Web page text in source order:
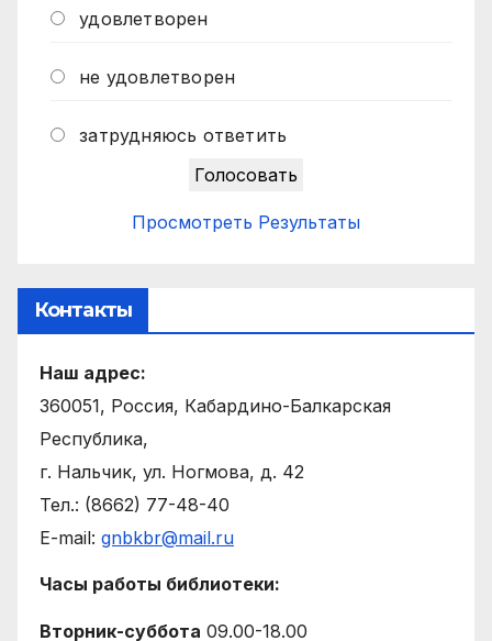
удовлетворен
не удовлетворен
затрудняюсь ответить
Просмотреть Результаты
Контакты
Наш адрес:
360051, Россия, Кабардино-Балкарская
Республика,
г. Нальчик, ул. Ногмова, д. 42
Тел.: (8662) 77-48-40
E-mail: gnbkbr@mail.ru
Часы работы библиотеки:
Вторник-суббота 09.00-18.00